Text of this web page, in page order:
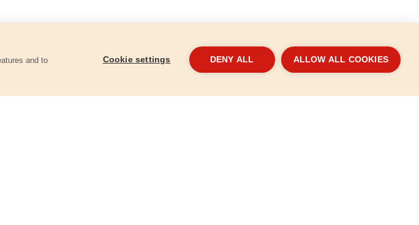
and to
Cookie settings DENY ALL ALLOW ALL COOKIES